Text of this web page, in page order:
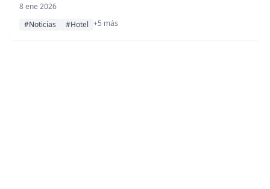
enero al 14 de mayo de 2026.
8 ene 2026
#Noticias
#Hotel +5 más